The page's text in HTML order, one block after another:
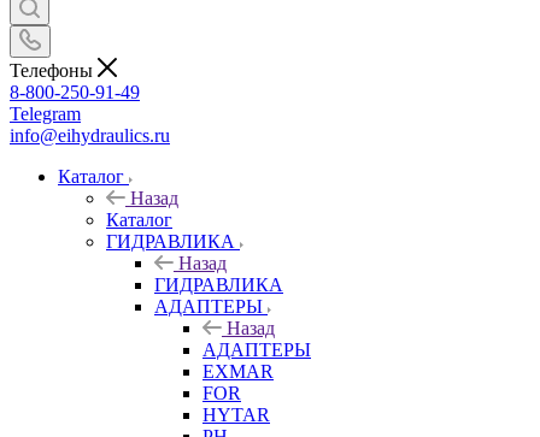
Телефоны
8-800-250-91-49
Telegram
info@eihydraulics.ru
Каталог
Назад
Каталог
ГИДРАВЛИКА
Назад
ГИДРАВЛИКА
АДАПТЕРЫ
Назад
АДАПТЕРЫ
EXMAR
FOR
HYTAR